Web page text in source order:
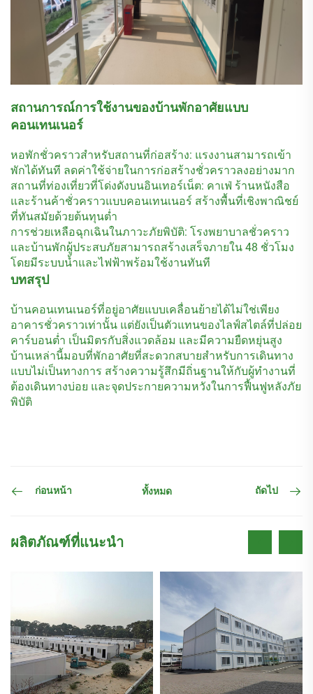
สถานการณ์การใช้งานของบ้านพักอาศัยแบบ
คอนเทนเนอร์
หอพักชั่วคราวสำหรับสถานที่ก่อสร้าง: แรงงานสามารถเข้า
พักได้ทันที ลดค่าใช้จ่ายในการก่อสร้างชั่วคราวลงอย่างมาก
สถานที่ท่องเที่ยวที่โด่งดังบนอินเทอร์เน็ต: คาเฟ่ ร้านหนังสือ
และร้านค้าชั่วคราวแบบคอนเทนเนอร์ สร้างพื้นที่เชิงพาณิชย์
ที่ทันสมัยด้วยต้นทุนต่ำ
การช่วยเหลือฉุกเฉินในภาวะภัยพิบัติ: โรงพยาบาลชั่วคราว
และบ้านพักผู้ประสบภัยสามารถสร้างเสร็จภายใน 48 ชั่วโมง
โดยมีระบบน้ำและไฟฟ้าพร้อมใช้งานทันที
บทสรุป
บ้านคอนเทนเนอร์ที่อยู่อาศัยแบบเคลื่อนย้ายได้ไม่ใช่เพียง
อาคารชั่วคราวเท่านั้น แต่ยังเป็นตัวแทนของไลฟ์สไตล์ที่ปล่อย
คาร์บอนต่ำ เป็นมิตรกับสิ่งแวดล้อม และมีความยืดหยุ่นสูง
บ้านเหล่านี้มอบที่พักอาศัยที่สะดวกสบายสำหรับการเดินทาง
แบบไม่เป็นทางการ สร้างความรู้สึกมีถิ่นฐานให้กับผู้ทำงานที่
ต้องเดินทางบ่อย และจุดประกายความหวังในการฟื้นฟูหลังภัย
พิบัติ
ก่อนหน้า ทั้งหมด ถัดไป
ผลิตภัณฑ์ที่แนะนำ